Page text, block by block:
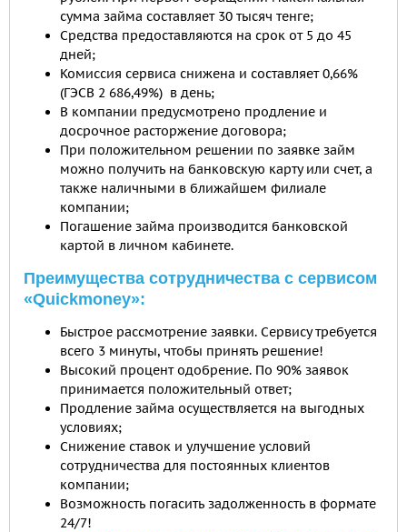
сумма займа составляет 30 тысяч тенге;
Средства предоставляются на срок от 5 до 45
дней;
Комиссия сервиса снижена и составляет 0,66%
(ГЭСВ 2 686,49%) в день;
В компании предусмотрено продление и
досрочное расторжение договора;
При положительном решении по заявке займ
можно получить на банковскую карту или счет, а
также наличными в ближайшем филиале
компании;
Погашение займа производится банковской
картой в личном кабинете.
Преимущества сотрудничества с сервисом
«Quickmoney»:
Быстрое рассмотрение заявки. Сервису требуется
всего 3 минуты, чтобы принять решение!
Высокий процент одобрение. По 90% заявок
принимается положительный ответ;
Продление займа осуществляется на выгодных
условиях;
Снижение ставок и улучшение условий
сотрудничества для постоянных клиентов
компании;
Возможность погасить задолженность в формате
24/7!